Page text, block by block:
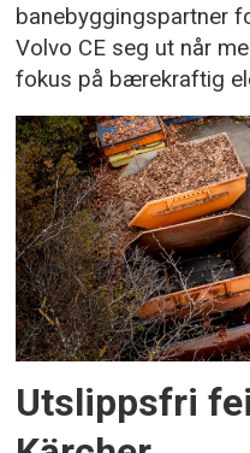
banebyggingspartner
Volvo CE seg ut når
fokus på bærekraftig
Utslippsfri